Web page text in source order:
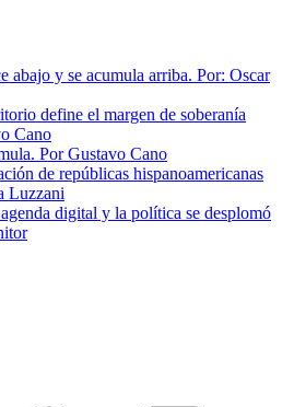
abajo y se acumula arriba. Por: Oscar
define el margen de soberanía
Cano
Por Gustavo Cano
de repúblicas hispanoamericanas
Luzzani
digital y la política se desplomó